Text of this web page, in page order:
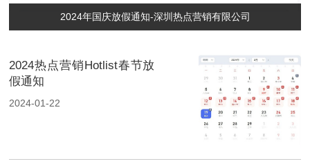
2024年国庆放假通知-深圳热点营销有限公司
2024热点营销Hotlist春节放
假通知
2024-01-22